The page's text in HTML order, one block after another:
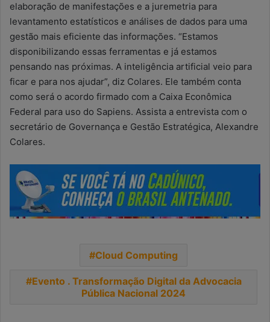
elaboração de manifestações e a juremetria para
levantamento estatísticos e análises de dados para uma
gestão mais eficiente das informações. “Estamos
disponibilizando essas ferramentas e já estamos
pensando nas próximas. A inteligência artificial veio para
ficar e para nos ajudar”, diz Colares. Ele também conta
como será o acordo firmado com a Caixa Econômica
Federal para uso do Sapiens. Assista a entrevista com o
secretário de Governança e Gestão Estratégica, Alexandre
Colares.
Cloud Computing
Evento . Transformação Digital da Advocacia
Pública Nacional 2024